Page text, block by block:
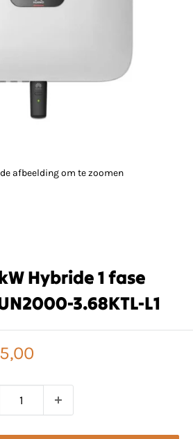
afbeelding om te zoomen
Hybride 1 fase
3.68KTL-L1